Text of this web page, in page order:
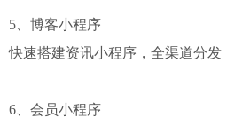
5、博客小程序
快速搭建资讯小程序，全渠道分发
6、会员小程序